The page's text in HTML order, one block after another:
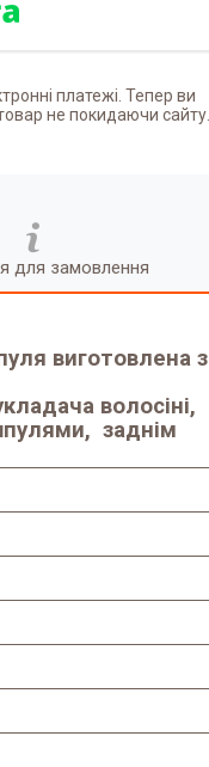
платежі. Тепер ви
не покидаючи сайту.
для замовлення
виготовлена з
волосіні,
заднім